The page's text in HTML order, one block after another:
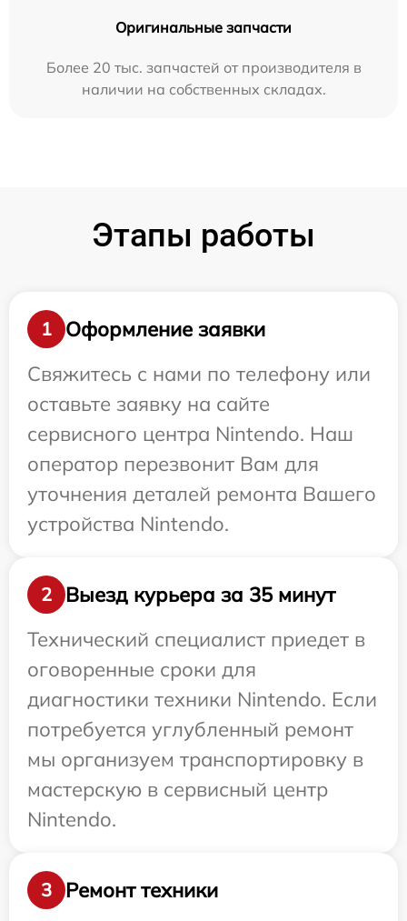
Оригинальные запчасти
Более 20 тыс. запчастей от производителя в
наличии на собственных складах.
Этапы работы
1
Оформление заявки
Свяжитесь с нами по телефону или
оставьте заявку на сайте
сервисного центра Nintendo. Наш
оператор перезвонит Вам для
уточнения деталей ремонта Вашего
устройства Nintendo.
2
Выезд курьера за 35 минут
Технический специалист приедет в
оговоренные сроки для
диагностики техники Nintendo. Если
потребуется углубленный ремонт
мы организуем транспортировку в
мастерскую в сервисный центр
Nintendo.
3 Ремонт техники